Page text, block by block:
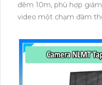
đêm 10m, phù hợp
video một chạm đàm
microSD tối đa 256GB
cho gia đình và văn